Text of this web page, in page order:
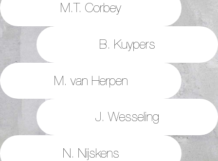
M.T. Corbey
B. Kuypers
M. van Herpen
J. Wesseling
N. Nijskens